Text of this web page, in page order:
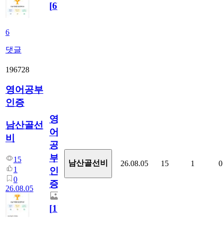
6
댓글
[6]
196728
영어공부
인증
남산골선
비
15
1
0
26.08.05
영
어
공
부
인
증
[1]
남산골선비 26.08.05 15 1 0